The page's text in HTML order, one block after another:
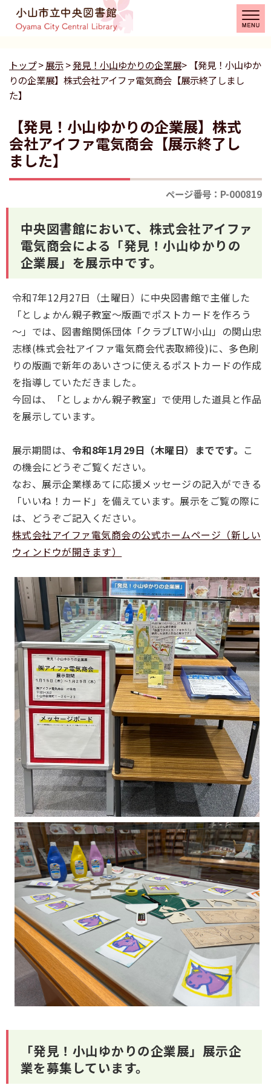
トップ>展示>発見！小山ゆかりの企業展> 【発見！小山ゆか
りの企業展】株式会社アイファ電気商会【展示終了しまし
た】
【発見！小山ゆかりの企業展】株式
会社アイファ電気商会【展示終了し
ました】
ページ番号：P-000819
中央図書館において、株式会社アイファ
電気商会による「発見！小山ゆかりの
企業展」を展示中です。
令和7年12月27日（土曜日）に中央図書館で主催した
「としょかん親子教室～版画でポストカードを作ろう
～」では、図書館関係団体「クラブLTW小山」の関山忠
志様(株式会社アイファ電気商会代表取締役)に、多色刷
りの版画で新年のあいさつに使えるポストカードの作成
を指導していただきました。
今回は、「としょかん親子教室」で使用した道具と作品
を展示しています。
展示期間は、 令和8年1月29日（木曜日）までです。 こ
の機会にどうぞご覧ください。
なお、展示企業様あてに応援メッセージの記入ができる
「いいね！カード」を備えています。展示をご覧の際に
は、どうぞご記入ください。
株式会社アイファ電気商会の公式ホームページ（新しい
ウィンドウが開きます）
「発見！小山ゆかりの企業展」展示企
業を募集しています。